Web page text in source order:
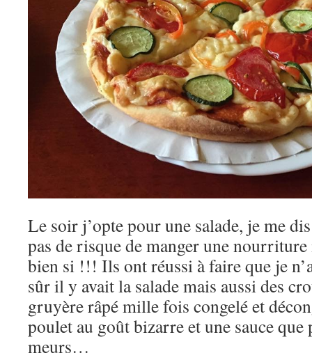
Le soir j’opte pour une salade, je me
pas de risque de manger une
bien si !!! Ils ont réussi à faire que je
sûr il y avait la salade mais aussi des
gruyère râpé mille fois congelé et
poulet au goût bizarre et une sauce
meurs…